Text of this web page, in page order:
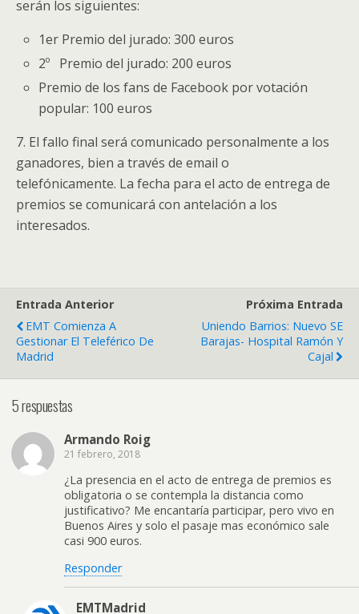
serán los siguientes:
1er Premio del jurado: 300 euros
2º Premio del jurado: 200 euros
Premio de los fans de Facebook por votación
popular: 100 euros
7. El fallo final será comunicado personalmente a los
ganadores, bien a través de email o
telefónicamente. La fecha para el acto de entrega de
premios se comunicará con antelación a los
interesados.
Entrada Anterior
EMT Comienza A
Gestionar El Teleférico De
Madrid
Próxima Entrada
Uniendo Barrios: Nuevo SE
Barajas- Hospital Ramón Y
Cajal
5 respuestas
Armando Roig
21 febrero, 2018
¿La presencia en el acto de entrega de premios es
obligatoria o se contempla la distancia como
justificativo? Me encantaría participar, pero vivo en
Buenos Aires y solo el pasaje mas económico sale
casi 900 euros.
Responder
EMTMadrid